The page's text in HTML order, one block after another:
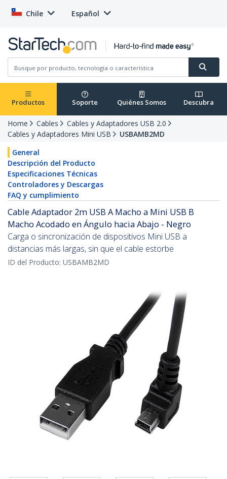
Chile Español
Productos Soporte Quiénes Somos Descubra
Home Cables
Cables y Adaptadores USB 2.0
Cables y Adaptadores Mini USB
USBAMB2MD
General
Descripción del Producto
Especificaciones Técnicas
Controladores y Descargas
FAQ y cumplimiento
Cable Adaptador 2m USB A Macho a Mini USB B
Macho Acodado en Ángulo hacia Abajo - Negro
Carga o sincronización de dispositivos Mini USB a
distancias más largas, sin que el cable estorbe
ID del Producto: USBAMB2MD